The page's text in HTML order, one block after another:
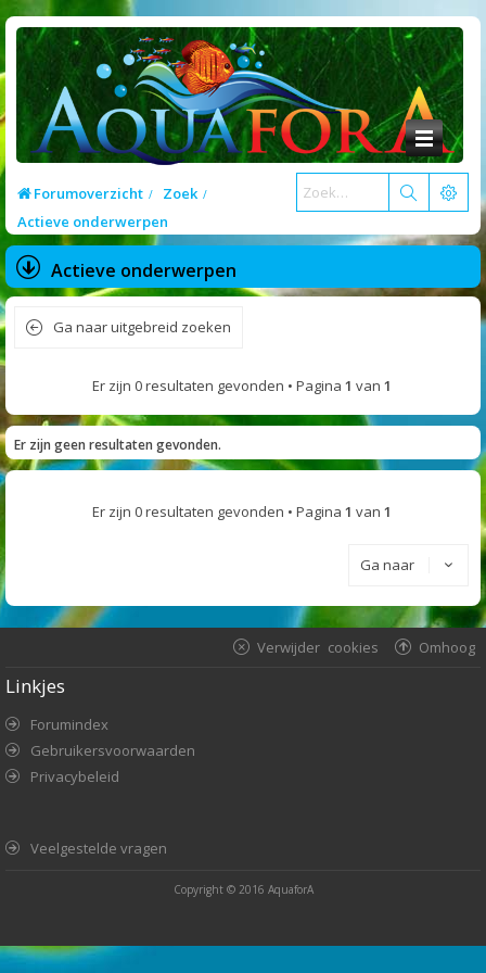
Forumoverzicht
Zoek
Actieve onderwerpen
Actieve onderwerpen
Ga naar uitgebreid zoeken
Er zijn 0 resultaten gevonden • Pagina 1 van 1
Er zijn geen resultaten gevonden.
Er zijn 0 resultaten gevonden • Pagina 1 van 1
Ga naar
Omhoog
Verwijder cookies
Linkjes
Forumindex
Gebruikersvoorwaarden
Privacybeleid
Veelgestelde vragen
Copyright © 2016 AquaforA